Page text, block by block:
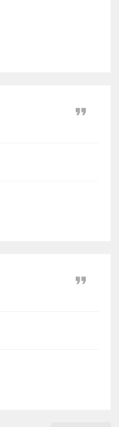
Цитата
Цитата